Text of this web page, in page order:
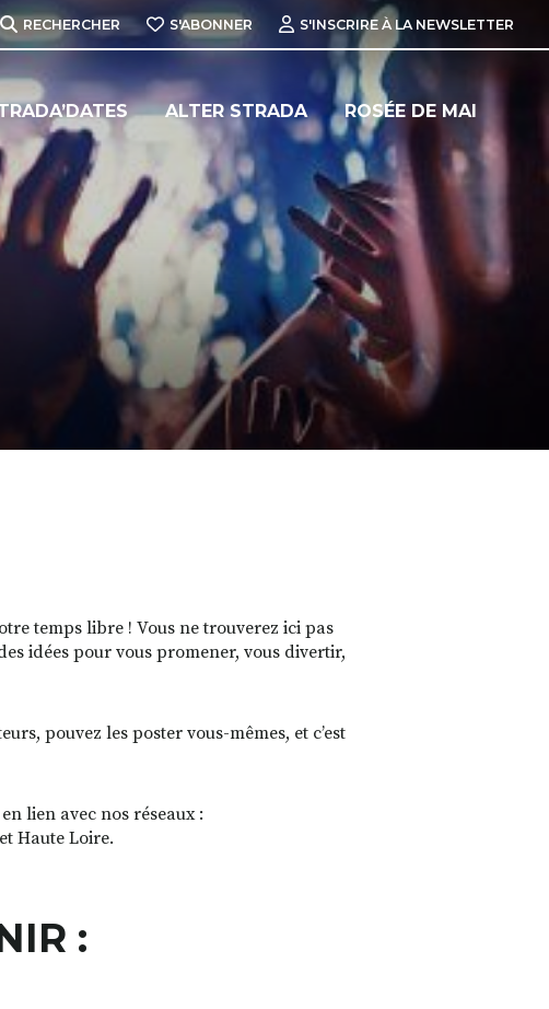
RECHERCHER S'ABONNER S'INSCRIRE À LA NEWSLETTER
ALTER STRADA ROSÉE DE MAI
temps libre ! Vous ne trouverez ici pas
idées pour vous promener, vous divertir,
pouvez les poster vous-mêmes, et c’est
lien avec nos réseaux :
Haute Loire.
: